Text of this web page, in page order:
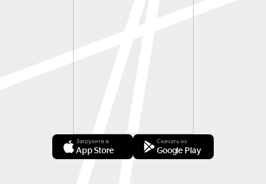
Загрузите в
App Store
Скачать из
Google Play